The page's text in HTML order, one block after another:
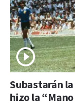
Subastarán
hizo la